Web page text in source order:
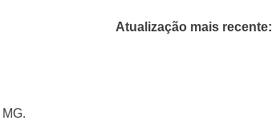
Atualização mais recente: